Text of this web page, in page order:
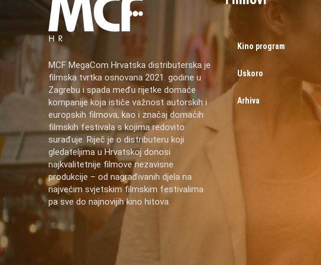
MCF MegaCom Hrvatska distributerska je
filmska tvrtka osnovana 2021. godine u
Zagrebu i spada među rijetke domaće
kompanije koja ističe važnost autorskih i
europskih filmova, kao i značaj domaćih
filmskih festivala s kojima redovito
surađuje. Riječ je o distributeru koji
gledateljima u Hrvatskoj donosi
najkvalitetnije filmove nezavisne
produkcije – od nagrađivanih djela na
najvećim svjetskim filmskim festivalima
pa sve do najnovijih kino hitova.
Kino program
Uskoro
Arhiva